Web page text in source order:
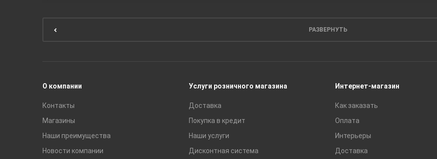
Сухие смеси
РАЗВЕРНУТЬ
О компании
Контакты
Магазины
Наши преимущества
Новости компании
Услуги розничного магазина
Доставка
Покупка в кредит
Наши услуги
Дисконтная система
Интернет-магазин
Как заказать
Оплата
Интерьеры
Доставка